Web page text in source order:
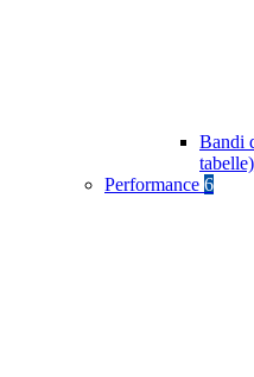
Bandi
tabelle)
Performance 6